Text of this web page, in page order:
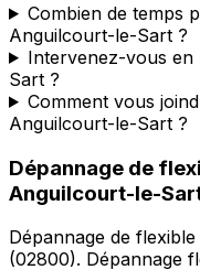
Combien de temps
Anguilcourt-le-Sart ?
Intervenez-vous
Sart ?
Comment vous
Anguilcourt-le-Sart ?
Dépannage de
Anguilcourt-le-
Dépannage de
(02800). Dépannage